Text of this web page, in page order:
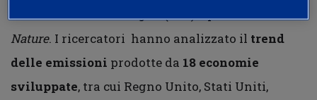
britannica di East Anglia (Uea) e pubblicato su
Nature. I ricercatori hanno analizzato il trend
delle emissioni prodotte da 18 economie
sviluppate, tra cui Regno Unito, Stati Uniti,